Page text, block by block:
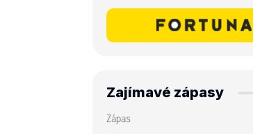
Zajímavé zápasy
Zápas